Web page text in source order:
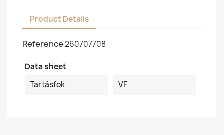
Product Details
Reference260707708
Data sheet
Tartásfok
VF